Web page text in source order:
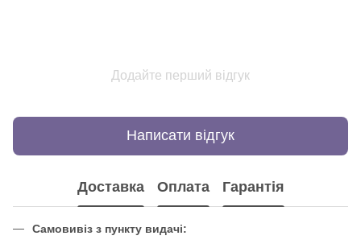
Додайте перший відгук
Написати відгук
Доставка Оплата Гарантія
Самовивіз з пункту видачі: